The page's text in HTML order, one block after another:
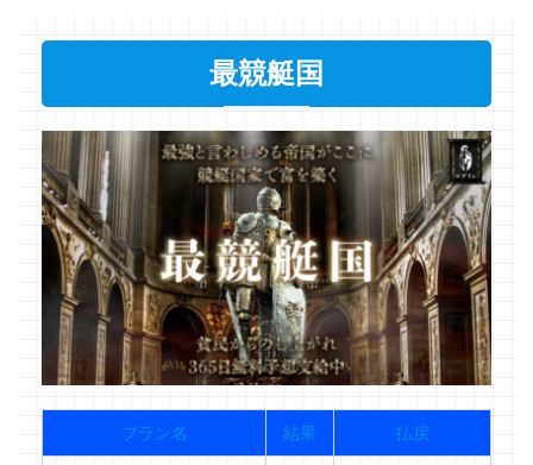
最競艇国
プラン名 結果 払戻